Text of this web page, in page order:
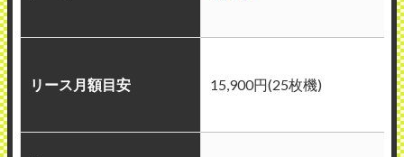
リース月額目安 15,900円(25枚機)